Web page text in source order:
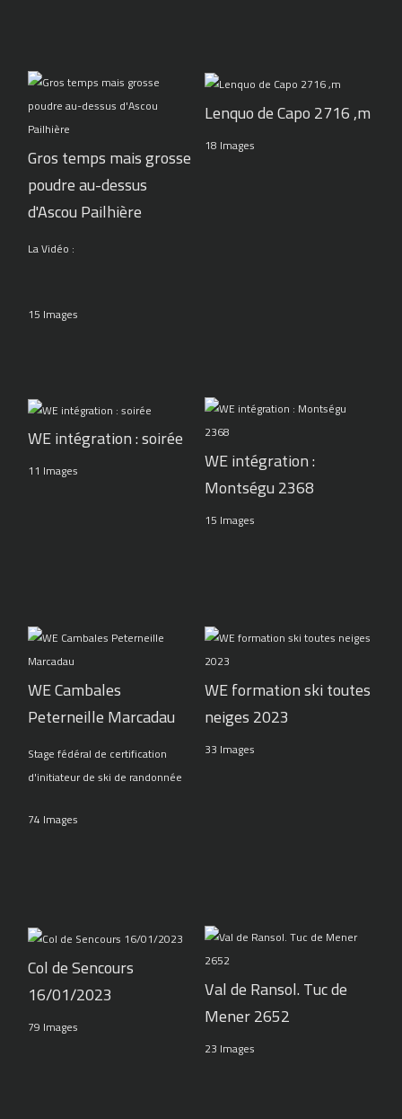
Gros temps mais grosse
poudre au-dessus
d'Ascou Pailhière
La Vidéo :
15 Images
Lenquo de Capo 2716 ,m
18 Images
WE intégration : soirée
11 Images
WE intégration :
Montségu 2368
15 Images
WE Cambales
Peterneille Marcadau
Stage fédéral de certification
d'initiateur de ski de randonnée
74 Images
WE formation ski toutes
neiges 2023
33 Images
Col de Sencours
16/01/2023
79 Images
Val de Ransol. Tuc de
Mener 2652
23 Images